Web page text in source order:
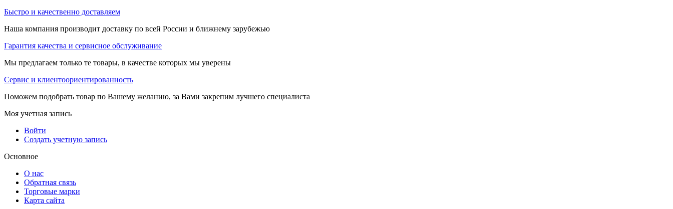
Быстро и качественно доставляем
Наша компания производит доставку по всей России и ближнему зарубежью
Гарантия качества и сервисное обслуживание
Мы предлагаем только те товары, в качестве которых мы уверены
Сервис и клиентоориентированность
Поможем подобрать товар по Вашему желанию, за Вами закрепим лучшего специалиста
Моя учетная запись
Войти
Создать учетную запись
Основное
О нас
Обратная связь
Торговые марки
Карта сайта